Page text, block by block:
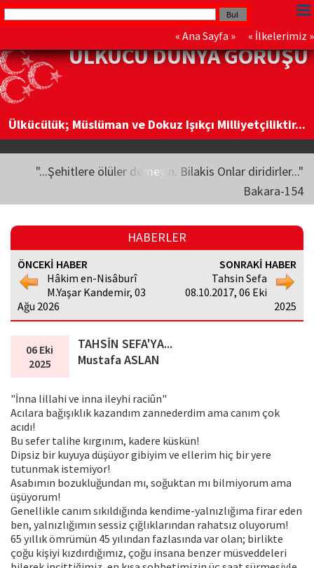
« Ana Sayfa » « İlkelerimiz »
ÜLKÜCÜ DÜNYA GÖRÜŞÜ
Ülkücülük; Müslüman ve Dokuz Işıkçı Milliyetçiliktir...
"...Şehitlere ölüler demeyin. Bilakis Onlar diridirler..."
Bakara-154
HABERLER
ÖNCEKİ HABER
Hâkim en-Nisâburî
M.Yaşar Kandemir, 03
Ağu 2026
SONRAKİ HABER
Tahsin Sefa
08.10.2017, 06 Eki
2025
06 Eki
2025
TAHSİN SEFA'YA...
Mustafa ASLAN
"İnna lillahi ve inna ileyhi raciûn"
Acılara bağışıklık kazandım zannederdim ama canım çok
acıdı!
Bu sefer talihe kırgınım, kadere küskün!
Dipsiz bir kuyuya düşüyor gibiyim ve ellerim hiç bir yere
tutunmak istemiyor!
Asabımın bozukluğundan mı, soğuktan mı bilmiyorum ama
üşüyorum!
Genellikle canım sıkıldığında kendime-yalnızlığıma firar eden
ben, yalnızlığımın sessiz çığlıklarından rahatsız oluyorum!
65 yıllık ömrümün 45 yılından fazlasında var olan; birlikte
çoğu kişiyi kızdırdığımız, çoğu insana benzer müsveddeleri